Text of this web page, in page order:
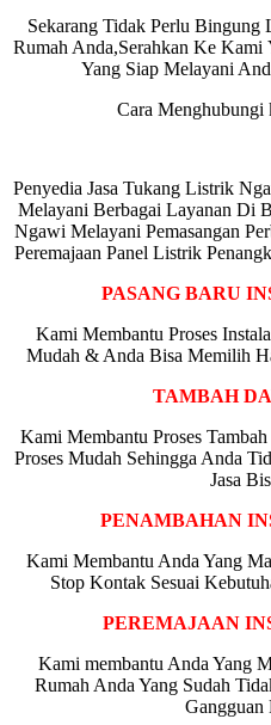
Sekarang Tidak Perlu
Rumah Anda,Serahkan Ke Kami
Yang Siap Melayani
Cara
Penyedia Jasa Tukang Listrik
Melayani Berbagai Layanan Di
Ngawi Melayani Pemasangan
Peremajaan Panel Listrik
PASANG BARU
Kami Membantu Proses
Mudah & Anda Bisa Memilih
TAMBAH
Kami Membantu Proses
Proses Mudah Sehingga Anda
Jasa
PENAMBAHAN
Kami Membantu Anda Yang
Stop Kontak Sesuai
PEREMAJAAN
Kami membantu Anda Yang
Rumah Anda Yang Sudah
Gangguan